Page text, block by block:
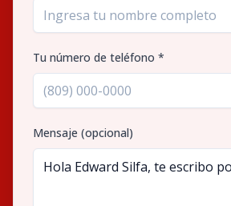
Tu número de teléfono *
Mensaje (opcional)